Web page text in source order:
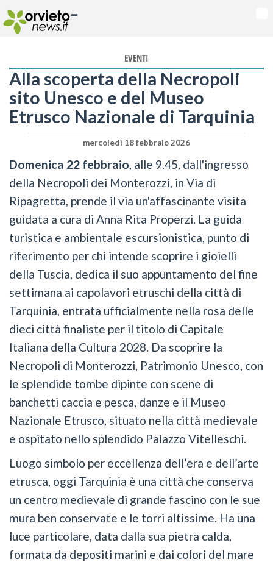
-
EVENTI
Alla scoperta della Necropoli
sito Unesco e del Museo
Etrusco Nazionale di Tarquinia
mercoledì 18 febbraio 2026
Domenica 22 febbraio , alle 9.45, dall'ingresso
della Necropoli dei Monterozzi, in Via di
Ripagretta, prende il via un'affascinante visita
guidata a cura di Anna Rita Properzi. La guida
turistica e ambientale escursionistica, punto di
riferimento per chi intende scoprire i gioielli
della Tuscia, dedica il suo appuntamento del fine
settimana ai capolavori etruschi della città di
Tarquinia, entrata ufficialmente nella rosa delle
dieci città finaliste per il titolo di Capitale
Italiana della Cultura 2028. Da scoprire la
Necropoli di Monterozzi, Patrimonio Unesco, con
le splendide tombe dipinte con scene di
banchetti caccia e pesca, danze e il Museo
Nazionale Etrusco, situato nella città medievale
e ospitato nello splendido Palazzo Vitelleschi.
Luogo simbolo per eccellenza dell’era e dell’arte
etrusca, oggi Tarquinia è una città che conserva
un centro medievale di grande fascino con le sue
mura ben conservate e le torri altissime. Ha una
luce particolare, data dalla sua pietra calda,
formata da depositi marini e dai colori del mare